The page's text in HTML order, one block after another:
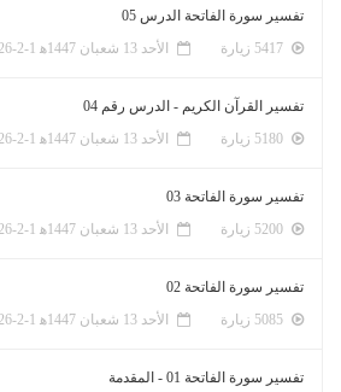
تفسير سورة الفاتحة الدرس 05
الأحد 13 شعبان 1447ﻫ 1-2-2026م
تفسير القرآن الكريم - الدرس رقم 04
الأحد 13 شعبان 1447ﻫ 1-2-2026م
تفسير سورة الفاتحة 03
الأحد 13 شعبان 1447ﻫ 1-2-2026م
تفسير سورة الفاتحة 02
الأحد 13 شعبان 1447ﻫ 1-2-2026م
تفسير سورة الفاتحة 01 - المقدمة